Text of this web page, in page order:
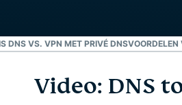
DNS VS. VPN MET PRIVÉ DNSVOORDELEN
Video: DNS toegelicht
Video: DNS